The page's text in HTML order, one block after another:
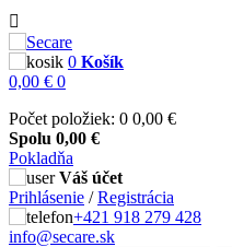

0 Košík
0,00 € 0
Počet položiek: 0 0,00 €
Spolu 0,00 €
Pokladňa
Váš účet
Prihlásenie /Registrácia
+421 918 279 428
info@secare.sk